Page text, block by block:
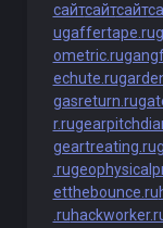
сайтсайтсайт
ugaffertape.ru
ometric.ru
echute.ru
gasreturn.ru
r.ru
geartreating.ru
.ru
etthebounce.ru
.ru